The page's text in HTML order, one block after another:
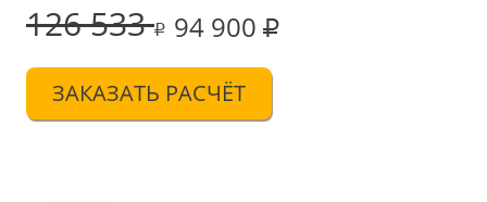
126 533 94 900
ЗАКАЗАТЬ РАСЧЁТ